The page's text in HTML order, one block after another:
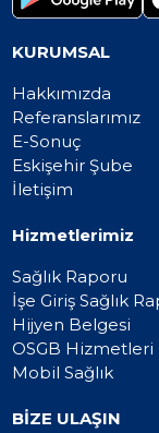
KURUMSAL
Hakkımızda
Referanslarımız
E-Sonuç
Eskişehir Şube
İletişim
Hizmetlerimiz
Sağlık Raporu
İşe Giriş Sağlık
Hijyen Belgesi
OSGB Hizmetleri
Mobil Sağlık
BİZE ULAŞIN